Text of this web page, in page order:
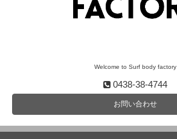
Welcome to Surf body factory
0438-38-4744
お問い合わせ